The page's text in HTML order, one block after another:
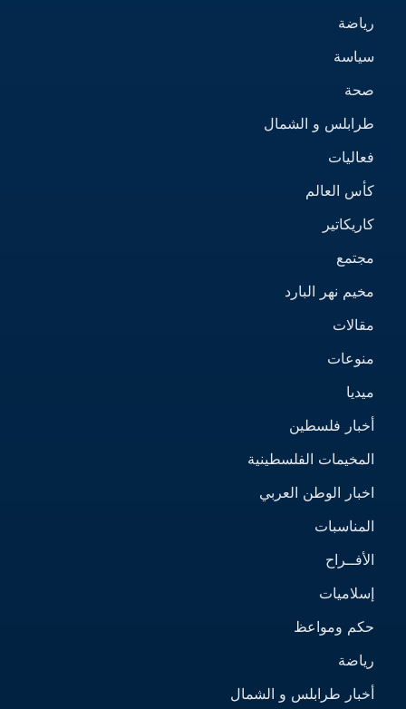
رياضة
سياسة
صحة
طرابلس و الشمال
فعاليات
كأس العالم
كاريكاتير
مجتمع
مخيم نهر البارد
مقالات
منوعات
ميديا
أخبار فلسطين
المخيمات الفلسطينية
اخبار الوطن العربي
المناسبات
الأفــراح
إسلاميات
حكم ومواعظ
رياضة
أخبار طرابلس و الشمال